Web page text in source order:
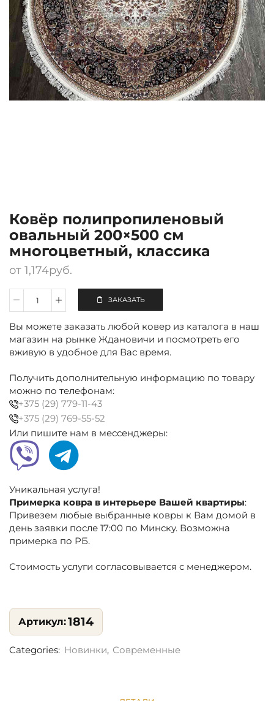
Ковёр полипропиленовый
овальный 200×500 см
многоцветный, классика
от 1,174руб.
Количество
полипропиленовый
овальный
200×500
классика
ЗАКАЗАТЬ
Вы можете заказать любой ковер из каталога в наш
магазин на рынке Ждановичи и посмотреть его
вживую в удобное для Вас время.
Получить дополнительную информацию по товару
можно по телефонам:
+375 (29) 779-11-43
+375 (29) 769-55-52
Или пишите нам в мессенджеры:
Уникальная услуга!
Примерка ковра в интерьере Вашей квартиры:
Привезем любые выбранные ковры к Вам домой в
день заявки после 17:00 по Минску. Возможна
примерка по РБ.
Стоимость услуги согласовывается с менеджером.
1814
Categories: Новинки, Современные